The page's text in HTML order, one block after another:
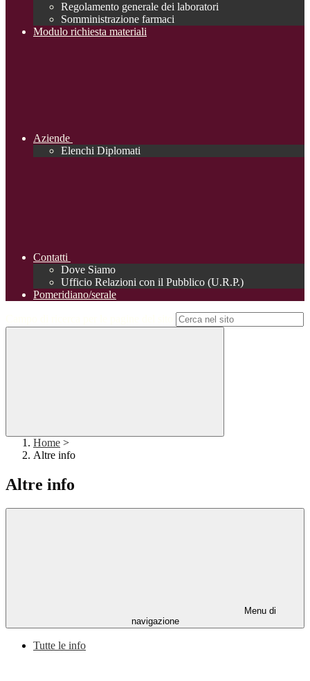
Regolamento generale dei laboratori
Somministrazione farmaci
Modulo richiesta materiali
Aziende
Elenchi Diplomati
Contatti
Dove Siamo
Ufficio Relazioni con il Pubblico (U.R.P.)
Pomeridiano/serale
Home >
Altre info
Altre info
Menu di
navigazione
Tutte le info